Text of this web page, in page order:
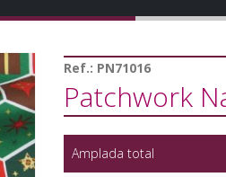
Ref.: PN71016
Patchwork
Amplada total